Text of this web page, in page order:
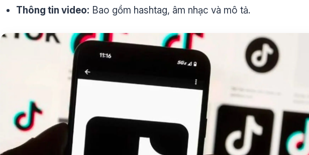
Thông tin video: Bao gồm hashtag, âm nhạc và mô tả.